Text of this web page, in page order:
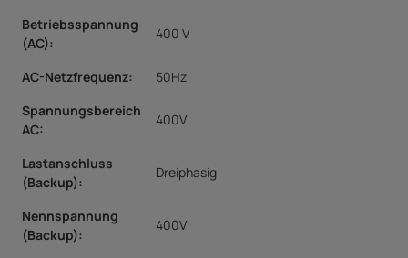
Betriebsspannung
(AC):
400 V
AC-Netzfrequenz:
50Hz
Spannungsbereich
AC:
400V
Lastanschluss
(Backup):
Dreiphasig
Nennspannung
(Backup):
400V